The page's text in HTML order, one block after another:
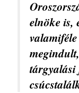
elnöke is,